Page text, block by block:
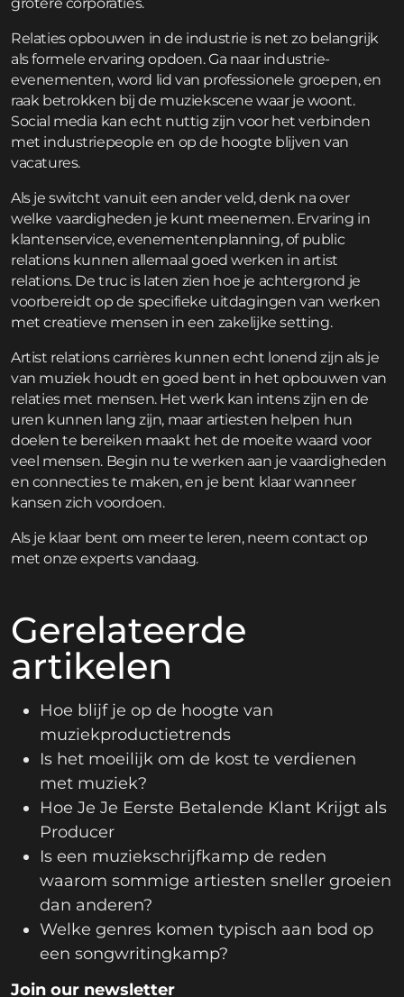
Relaties opbouwen in de industrie is net zo belangrijk
als formele ervaring opdoen. Ga naar industrie-
evenementen, word lid van professionele groepen, en
raak betrokken bij de muziekscene waar je woont.
Social media kan echt nuttig zijn voor het verbinden
met industriepeople en op de hoogte blijven van
vacatures.
Als je switcht vanuit een ander veld, denk na over
welke vaardigheden je kunt meenemen. Ervaring in
klantenservice, evenementenplanning, of public
relations kunnen allemaal goed werken in artist
relations. De truc is laten zien hoe je achtergrond je
voorbereidt op de specifieke uitdagingen van werken
met creatieve mensen in een zakelijke setting.
Artist relations carrières kunnen echt lonend zijn als je
van muziek houdt en goed bent in het opbouwen van
relaties met mensen. Het werk kan intens zijn en de
uren kunnen lang zijn, maar artiesten helpen hun
doelen te bereiken maakt het de moeite waard voor
veel mensen. Begin nu te werken aan je vaardigheden
en connecties te maken, en je bent klaar wanneer
kansen zich voordoen.
Als je klaar bent om meer te leren, neem contact op
met onze experts vandaag.
Gerelateerde
artikelen
Hoe blijf je op de hoogte van
muziekproductietrends
Is het moeilijk om de kost te verdienen
met muziek?
Hoe Je Je Eerste Betalende Klant Krijgt als
Producer
Is een muziekschrijfkamp de reden
waarom sommige artiesten sneller groeien
dan anderen?
Welke genres komen typisch aan bod op
een songwritingkamp?
Join our newsletter